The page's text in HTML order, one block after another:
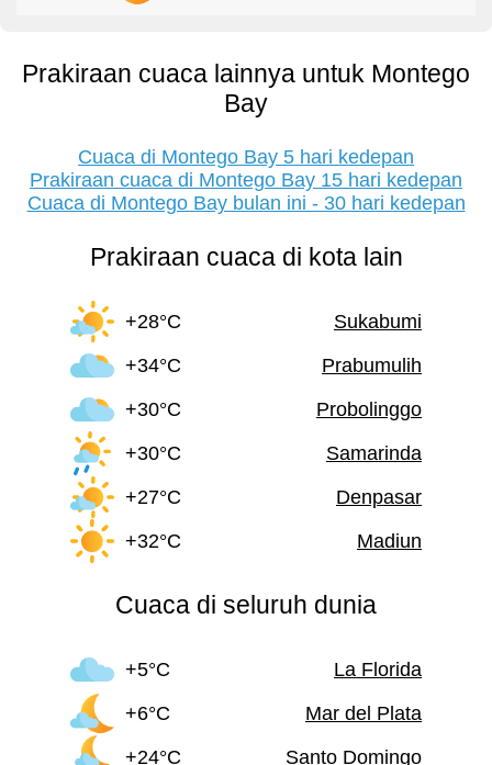
Prakiraan cuaca lainnya untuk Montego
Bay
Cuaca di Montego Bay 5 hari kedepan
Prakiraan cuaca di Montego Bay 15 hari kedepan
Cuaca di Montego Bay bulan ini - 30 hari kedepan
Prakiraan cuaca di kota lain
+28°C
Sukabumi
+34°C
Prabumulih
+30°C
Probolinggo
+30°C
Samarinda
+27°C
Denpasar
+32°C
Madiun
Cuaca di seluruh dunia
+5°C
La Florida
+6°C
Mar del Plata
+24°C
Santo Domingo